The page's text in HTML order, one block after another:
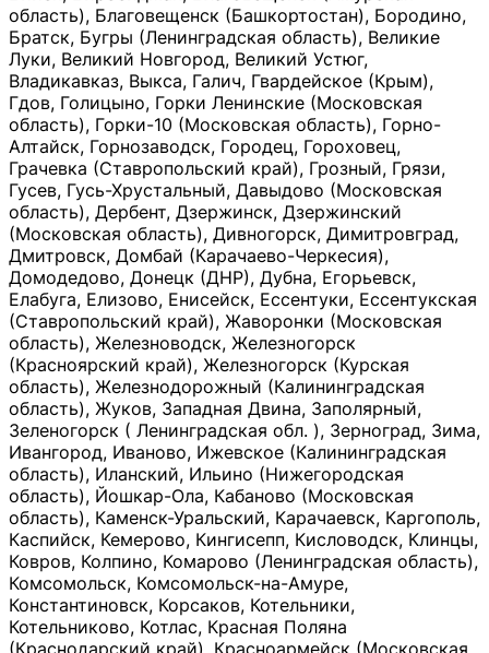
область), Благовещенск (Башкортостан), Бородино,
Братск, Бугры (Ленинградская область), Великие
Луки, Великий Новгород, Великий Устюг,
Владикавказ, Выкса, Галич, Гвардейское (Крым),
Гдов, Голицыно, Горки Ленинские (Московская
область), Горки-10 (Московская область), Горно-
Алтайск, Горнозаводск, Городец, Гороховец,
Грачевка (Ставропольский край), Грозный, Грязи,
Гусев, Гусь-Хрустальный, Давыдово (Московская
область), Дербент, Дзержинск, Дзержинский
(Московская область), Дивногорск, Димитровград,
Дмитровск, Домбай (Карачаево-Черкесия),
Домодедово, Донецк (ДНР), Дубна, Егорьевск,
Елабуга, Елизово, Енисейск, Ессентуки, Ессентукская
(Ставропольский край), Жаворонки (Московская
область), Железноводск, Железногорск
(Красноярский край), Железногорск (Курская
область), Железнодорожный (Калининградская
область), Жуков, Западная Двина, Заполярный,
Зеленогорск ( Ленинградская обл. ), Зерноград, Зима,
Ивангород, Иваново, Ижевское (Калининградская
область), Иланский, Ильино (Нижегородская
область), Йошкар-Ола, Кабаново (Московская
область), Каменск-Уральский, Карачаевск, Каргополь,
Каспийск, Кемерово, Кингисепп, Кисловодск, Клинцы,
Ковров, Колпино, Комарово (Ленинградская область),
Комсомольск, Комсомольск-на-Амуре,
Константиновск, Корсаков, Котельники,
Котельниково, Котлас, Красная Поляна
(Краснодарский край), Красноармейск (Московская